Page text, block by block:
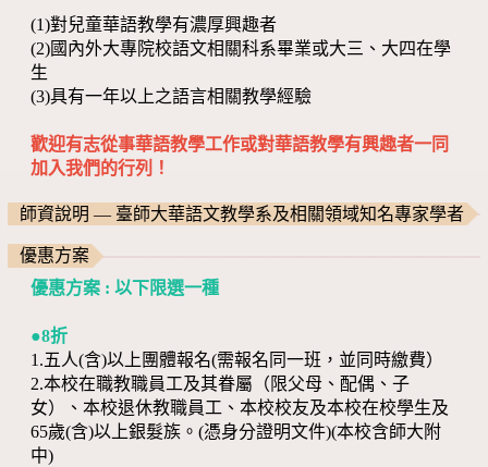
(1)對兒童華語教學有濃厚興趣者
(2)國內外大專院校語文相關科系畢業或大三、大四在學
生
(3)具有一年以上之語言相關教學經驗
歡迎有志從事華語教學工作或對華語教學有興趣者一同
加入我們的行列！
師資說明 — 臺師大華語文教學系及相關領域知名專家學者
優惠方案
優惠方案 : 以下限選一種
●8折
1.五人(含)以上團體報名(需報名同一班，並同時繳費）
2.本校在職教職員工及其眷屬（限父母、配偶、子
女）、本校退休教職員工、本校校友及本校在校學生及
65歲(含)以上銀髮族。(憑身分證明文件)(本校含師大附
中)